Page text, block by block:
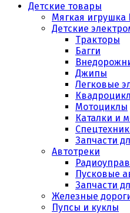
Детские товары
Мягкая игрушка
Детские
Тракторы
Багги
Джипы
Легковые
Мотоциклы
Каталки и
Запчасти
Автотреки
Пусковые
Запчасти
Железные
Пупсы и куклы